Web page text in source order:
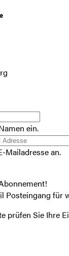
ein.
Mailadresse an.
Posteingang für
prüfen Sie Ihre